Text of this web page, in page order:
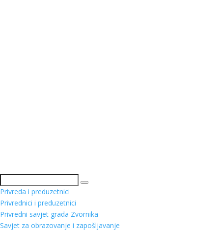
Pretraga
Privreda i preduzetnici
Privrednici i preduzetnici
Privredni savjet grada Zvornika
Savjet za obrazovanje i zapošljavanje